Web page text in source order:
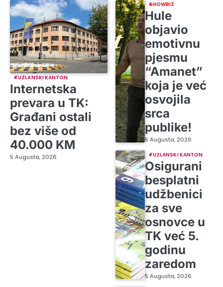
TUZLANSKI KANTON
Internetska
prevara u TK:
Građani ostali
bez više od
40.000 KM
5 Augusta, 2026
SHOWBIZ
Hule
objavio
emotivnu
pjesmu
“Amanet”
koja je već
osvojila
srca
publike!
5 Augusta, 2026
TUZLANSKI KANTON
Osigurani
besplatni
udžbenici
za sve
osnovce u
TK već 5.
godinu
zaredom
5 Augusta, 2026